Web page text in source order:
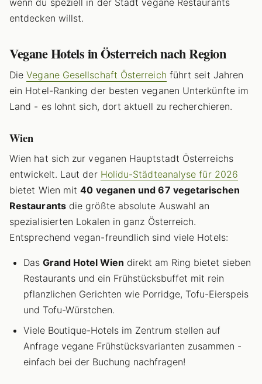
entdecken willst.
Vegane Hotels in Österreich nach Region
DieVegane Gesellschaft Österreich führt seit Jahren
ein Hotel-Ranking der besten veganen Unterkünfte im
Land - es lohnt sich, dort aktuell zu recherchieren.
Wien
Wien hat sich zur veganen Hauptstadt Österreichs
entwickelt. Laut der Holidu-Städteanalyse für 2026
bietet Wien mit40 veganen und 67 vegetarischen
Restaurantsdie größte absolute Auswahl an
spezialisierten Lokalen in ganz Österreich.
Entsprechend vegan-freundlich sind viele Hotels:
Das Grand Hotel Wien direkt am Ring bietet sieben
Restaurants und ein Frühstücksbuffet mit rein
pflanzlichen Gerichten wie Porridge, Tofu-Eierspeis
und Tofu-Würstchen.
Viele Boutique-Hotels im Zentrum stellen auf
Anfrage vegane Frühstücksvarianten zusammen -
einfach bei der Buchung nachfragen!